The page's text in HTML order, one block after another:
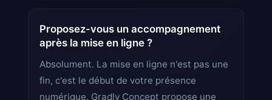
Proposez-vous un accompagnement
après la mise en ligne ?
Absolument. La mise en ligne n'est pas une
fin, c'est le début de votre présence
numérique. Gradly Concept propose une